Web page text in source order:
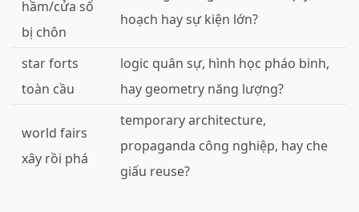
hầm/cửa sổ
bị chôn
hoạch hay sự kiện lớn?
star forts
toàn cầu
logic quân sự, hình học pháo binh,
hay geometry năng lượng?
world fairs
xây rồi phá
temporary architecture,
propaganda công nghiệp, hay che
giấu reuse?